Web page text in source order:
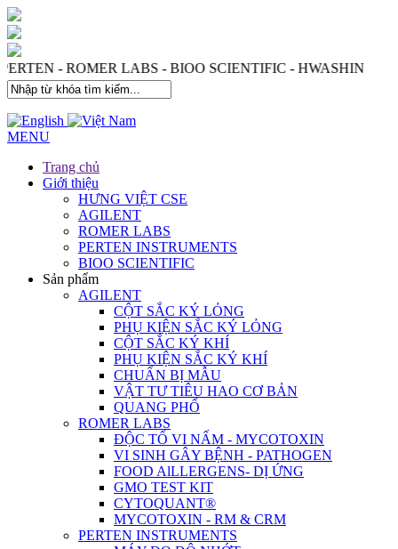
- ROMER LABS - BIOO SCIENTIFIC - HWASHIN
MENU
Trang chủ
Giới thiệu
HƯNG VIỆT CSE
AGILENT
ROMER LABS
PERTEN INSTRUMENTS
BIOO SCIENTIFIC
Sản phẩm
AGILENT
CỘT SẮC KÝ LỎNG
PHỤ KIỆN SẮC KÝ LỎNG
CỘT SẮC KÝ KHÍ
PHỤ KIỆN SẮC KÝ KHÍ
CHUẨN BỊ MẪU
VẬT TƯ TIÊU HAO CƠ BẢN
QUANG PHỔ
ROMER LABS
ĐỘC TỐ VI NẤM - MYCOTOXIN
VI SINH GÂY BỆNH - PATHOGEN
FOOD AlLLERGENS- DỊ ỨNG
GMO TEST KIT
CYTOQUANT®
MYCOTOXIN - RM & CRM
PERTEN INSTRUMENTS